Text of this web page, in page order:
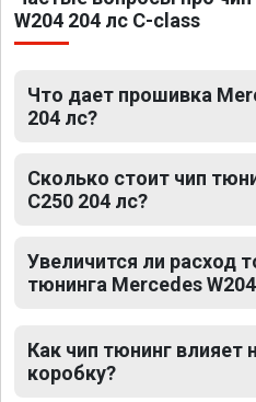
W204 204 лс C-class
Что дает прошивка
204 лс?
Сколько стоит чип
C250 204 лс?
Увеличится ли расход
тюнинга Mercedes
Как чип тюнинг влияет
коробку?